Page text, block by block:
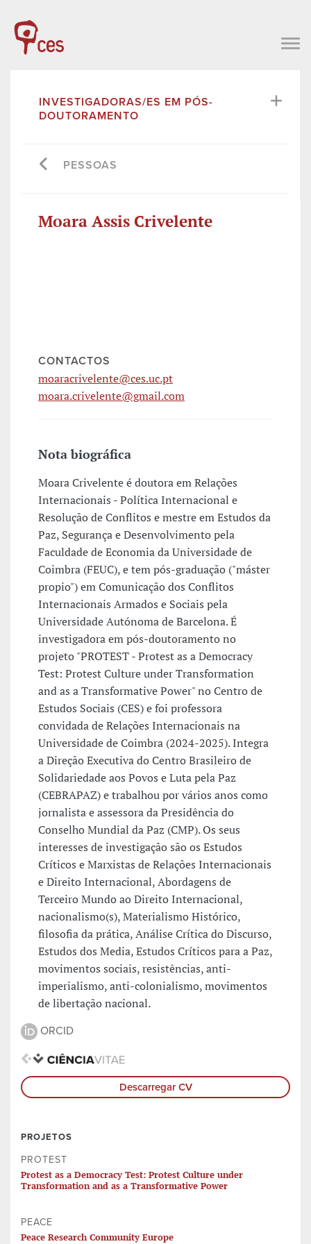
INVESTIGADORAS/ES EM PÓS-
DOUTORAMENTO
PESSOAS
Moara Assis Crivelente
CONTACTOS
moaracrivelente@ces.uc.pt
moara.crivelente@gmail.com
Nota biográfica
Moara Crivelente é doutora em Relações
Internacionais - Política Internacional e
Resolução de Conflitos e mestre em Estudos da
Paz, Segurança e Desenvolvimento pela
Faculdade de Economia da Universidade de
Coimbra (FEUC), e tem pós-graduação ("máster
propio") em Comunicação dos Conflitos
Internacionais Armados e Sociais pela
Universidade Autónoma de Barcelona. É
investigadora em pós-doutoramento no
projeto "PROTEST - Protest as a Democracy
Test: Protest Culture under Transformation
and as a Transformative Power" no Centro de
Estudos Sociais (CES) e foi professora
convidada de Relações Internacionais na
Universidade de Coimbra (2024-2025). Integra
a Direção Executiva do Centro Brasileiro de
Solidariedade aos Povos e Luta pela Paz
(CEBRAPAZ) e trabalhou por vários anos como
jornalista e assessora da Presidência do
Conselho Mundial da Paz (CMP). Os seus
interesses de investigação são os Estudos
Críticos e Marxistas de Relações Internacionais
e Direito Internacional, Abordagens de
Terceiro Mundo ao Direito Internacional,
nacionalismo(s), Materialismo Histórico,
filosofia da prática, Análise Crítica do Discurso,
Estudos dos Media, Estudos Críticos para a Paz,
movimentos sociais, resistências, anti-
imperialismo, anti-colonialismo, movimentos
de libertação nacional.
ORCID
Descarregar CV
PROJETOS
PROTEST
Protest as a Democracy Test: Protest Culture under
Transformation and as a Transformative Power
PEACE
Peace Research Community Europe